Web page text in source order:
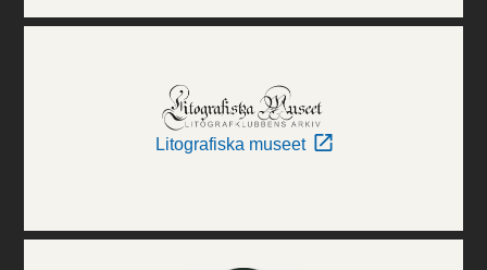
Litografiska museet